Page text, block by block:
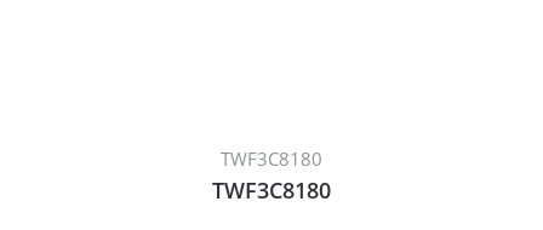
TWF3C8180
TWF3C8180